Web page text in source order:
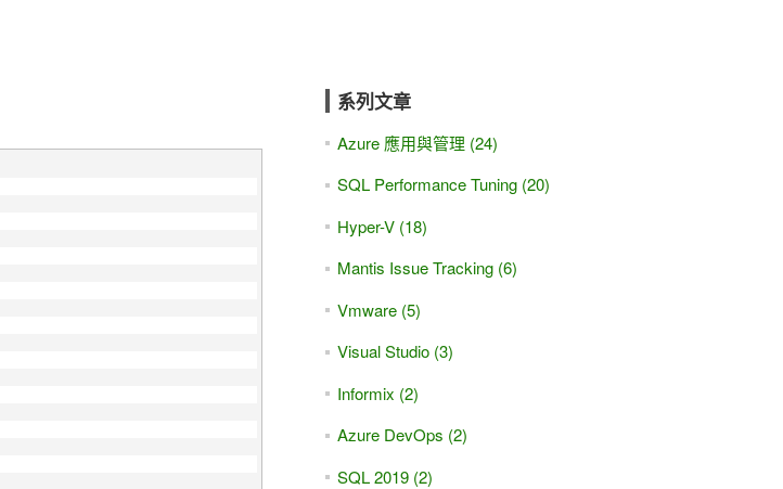
系列文章
Azure 應用與管理 (24)
SQL Performance Tuning (20)
Hyper-V (18)
Mantis Issue Tracking (6)
Vmware (5)
Visual Studio (3)
Informix (2)
Azure DevOps (2)
SQL 2019 (2)